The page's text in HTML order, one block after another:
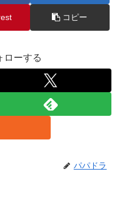
コピー
ローする
パパドラ